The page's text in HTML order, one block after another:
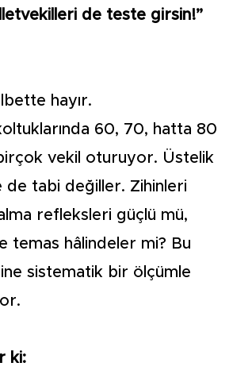
de teste girsin!”
hayır.
60, 70, hatta 80
birçok vekil oturuyor. Üstelik
de tabi değiller. Zihinleri
refleksleri güçlü mü,
temas hâlindeler mi? Bu
sistematik bir ölçümle
ki: